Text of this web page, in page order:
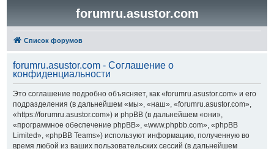
forumru.asustor.com
Список форумов
forumru.asustor.com - Соглашение о
конфиденциальности
Это соглашение подробно объясняет, как «forumru.asustor.com» и его
подразделения (в дальнейшем «мы», «наш», «forumru.asustor.com»,
«https://forumru.asustor.com») и phpBB (в дальнейшем «они»,
«программное обеспечение phpBB», «www.phpbb.com», «phpBB
Limited», «phpBB Teams») используют информацию, полученную во
время любой из ваших пользовательских сессий (в дальнейшем